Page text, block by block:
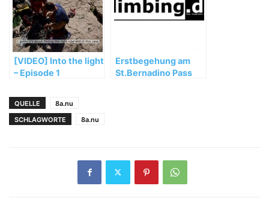
[VIDEO] Into the light
– Episode 1
Erstbegehung am
St.Bernadino Pass
QUELLE
8a.nu
SCHLAGWORTE
8a.nu